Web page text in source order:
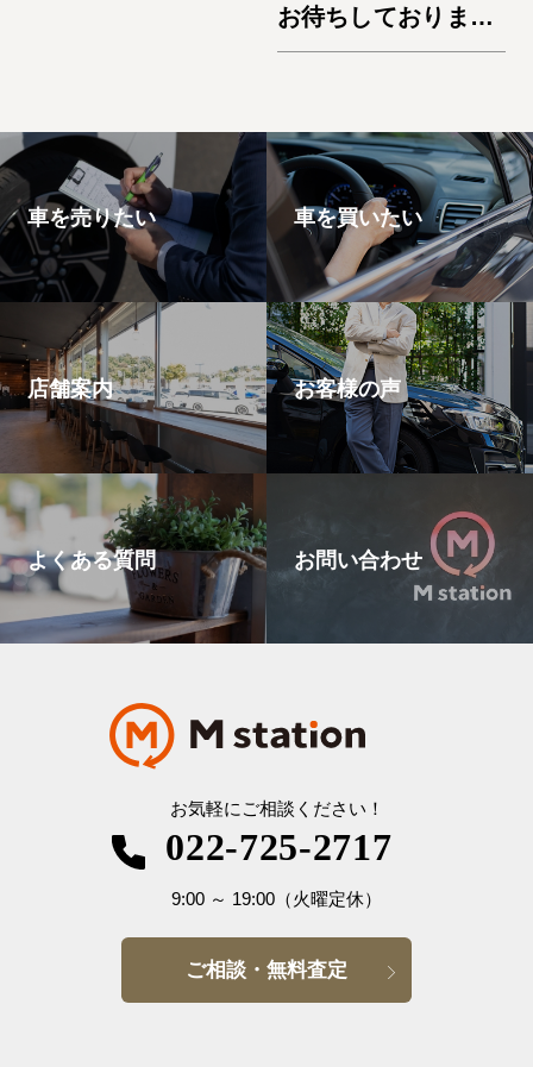
お待ちしておりま
す。★
車を売りたい 車を買いたい
店舗案内 お客様の声
よくある質問 お問い合わせ
お気軽にご相談ください！
022-725-2717
9:00～ 19:00（火曜定休）
ご相談・無料査定